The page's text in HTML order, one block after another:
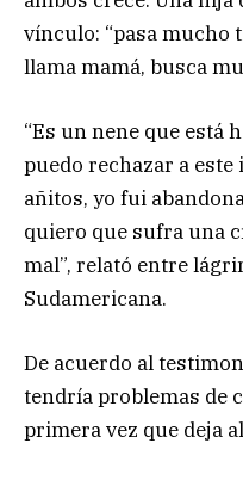
vínculo: “pasa mucho
llama mamá, busca
“Es un nene que está
puedo rechazar a
añitos, yo fui
quiero que sufra una
mal”, relató entre
Sudamericana.
De acuerdo al
tendría problemas de
primera vez que deja